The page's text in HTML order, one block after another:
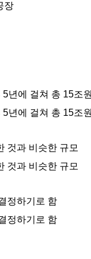
장
년에 걸쳐 총 15조
년에 걸쳐 총 15조
것과 비슷한 규모
것과 비슷한 규모
정하기로 함
정하기로 함